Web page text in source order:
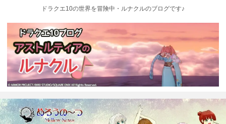
ドラクエ10の世界を冒険中・ルナクルのブログです♪